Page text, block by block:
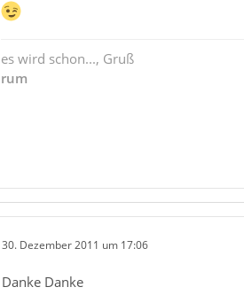
es wird schon..., Gruß
rum
30. Dezember 2011 um 17:06
Danke Danke